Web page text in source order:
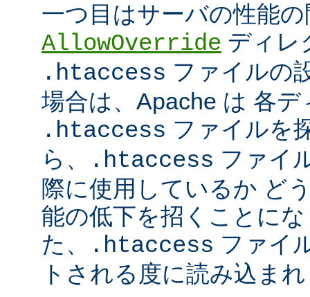
一つ目はサーバの性能
AllowOverride ディレ
.htaccess ファイルの
場合は、Apache は 各
.htaccess ファイルを
ら、
.htaccess ファイ
際に使用しているか ど
能の低下を招くことに
た、
.htaccess ファイ
トされる度に読み込ま